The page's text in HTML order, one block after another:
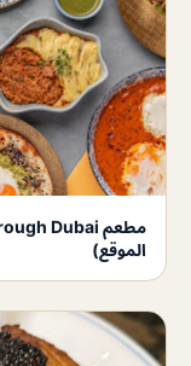
الموقع)